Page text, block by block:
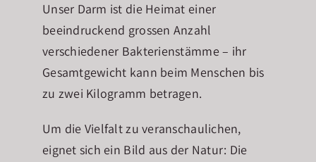
Unser Darm ist die Heimat einer
beeindruckend grossen Anzahl
verschiedener Bakterienstämme – ihr
Gesamtgewicht kann beim Menschen bis
zu zwei Kilogramm betragen.
Um die Vielfalt zu veranschaulichen,
eignet sich ein Bild aus der Natur: Die